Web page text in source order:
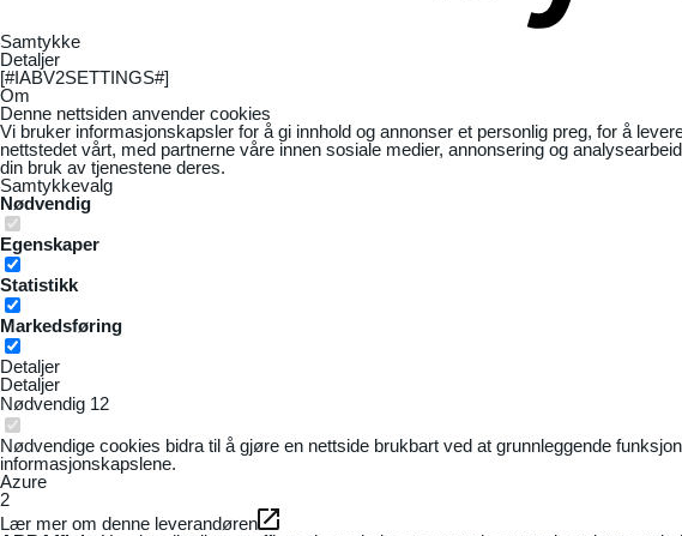
Samtykke
Detaljer
[#IABV2SETTINGS#]
Om
Denne nettsiden anvender cookies
Vi bruker informasjonskapsler for å gi innhold og annonser et personlig preg, for å
nettstedet vårt, med partnerne våre innen sosiale medier, annonsering og
din bruk av tjenestene deres.
Samtykkevalg
Nødvendig
Egenskaper
Statistikk
Markedsføring
Detaljer
Detaljer
Nødvendig 12
Nødvendige cookies bidra til å gjøre en nettside brukbart ved at grunnleggende
informasjonskapslene.
Azure
2
Lær mer om denne leverandøren